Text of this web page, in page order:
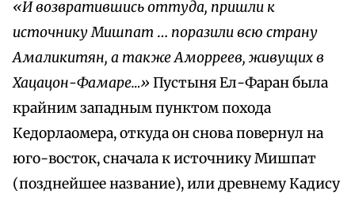
«И возвратившись оттуда, пришли к
источнику Мишпат … поразили всю страну
Амаликитян, а также Аморреев, живущих в
Хацацон-Фамаре…» Пустыня Ел-Фаран была
крайним западным пунктом похода
Кедорлаомера, откуда он снова повернул на
юго-восток, сначала к источнику Мишпат
(позднейшее название), или древнему Кадису